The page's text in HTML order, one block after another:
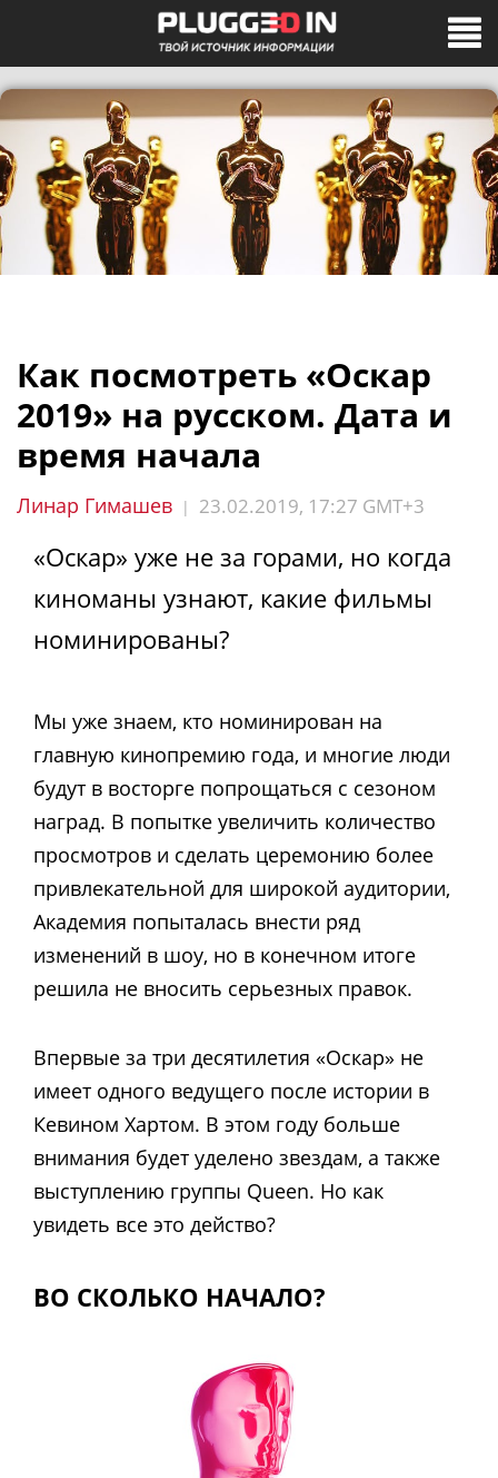
Как посмотреть «Оскар
2019» на русском. Дата и
время начала
Линар Гимашев | 23.02.2019, 17:27 GMT+3
«Оскар» уже не за горами, но когда
киноманы узнают, какие фильмы
номинированы?
Мы уже знаем, кто номинирован на
главную кинопремию года, и многие люди
будут в восторге попрощаться с сезоном
наград. В попытке увеличить количество
просмотров и сделать церемонию более
привлекательной для широкой аудитории,
Академия попыталась внести ряд
изменений в шоу, но в конечном итоге
решила не вносить серьезных правок.
Впервые за три десятилетия «Оскар» не
имеет одного ведущего после истории в
Кевином Хартом. В этом году больше
внимания будет уделено звездам, а также
выступлению группы Queen. Но как
увидеть все это действо?
ВО СКОЛЬКО НАЧАЛО?